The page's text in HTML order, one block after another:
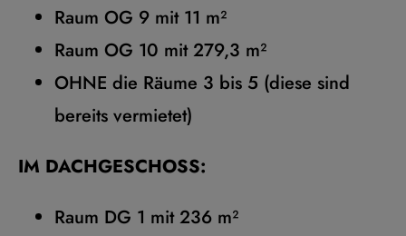
Raum OG 9 mit 11 m²
Raum OG 10 mit 279,3 m²
OHNE die Räume 3 bis 5 (diese sind
bereits vermietet)
IM DACHGESCHOSS:
Raum DG 1 mit 236 m²